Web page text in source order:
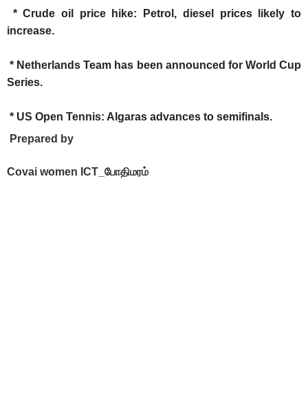
* Crude oil price hike: Petrol, diesel prices likely to
increase.
* Netherlands Team has been announced for World Cup
Series.
* US Open Tennis: Algaras advances to semifinals.
Prepared by
Covai women ICT_போதிமரம்